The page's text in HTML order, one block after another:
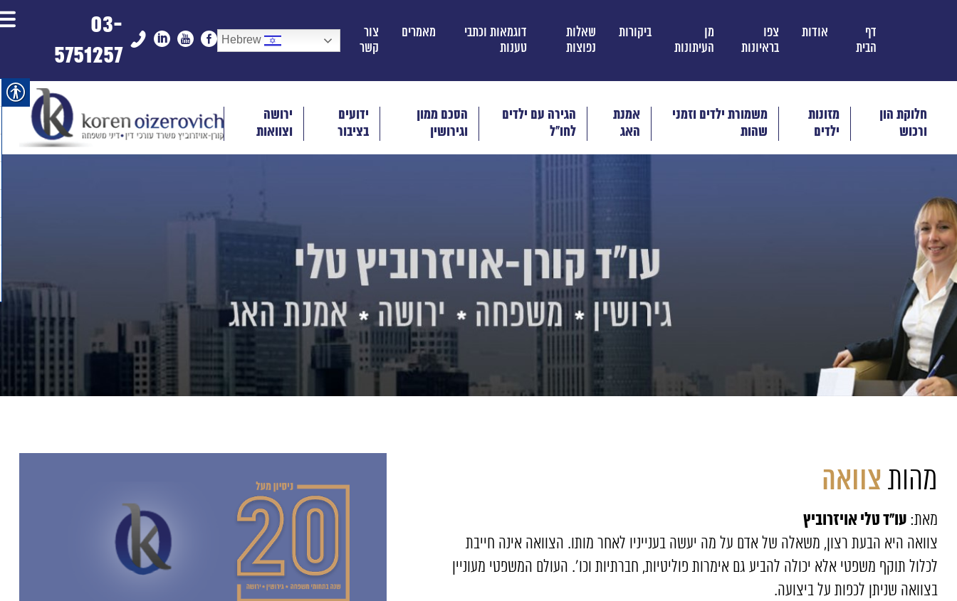
דף
הבית
אודות
צפו
בראיונות
מן
העיתונות
ביקורות
שאלות
נפוצות
דוגמאות וכתבי
טענות
מאמרים
צור
קשר
Hebrew
03-
5751257
חלוקת הון
ורכוש
מזונות
ילדים
משמורת ילדים וזמני
שהות
אמנת
האג
הגירה עם ילדים
לחו"ל
הסכם ממון
וגירושין
ידועים
בציבור
ירושה
וצוואות
מהות צוואה
מאת: עו"ד טלי אויזרוביץ
צוואה היא הבעת רצון, משאלה של אדם על מה יעשה בענייניו לאחר מותו. הצוואה אינה חייבת
לכלול תוקף משפטי אלא יכולה להביע גם אימרות פוליטיות, חברתיות וכו'. העולם המשפטי מעוניין
בצוואה שניתן לכפות על ביצועה.